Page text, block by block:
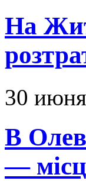
На
30
В
—